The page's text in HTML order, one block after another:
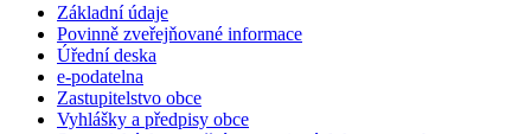
Základní údaje
Povinně zveřejňované informace
Úřední deska
e-podatelna
Zastupitelstvo obce
Vyhlášky a předpisy obce